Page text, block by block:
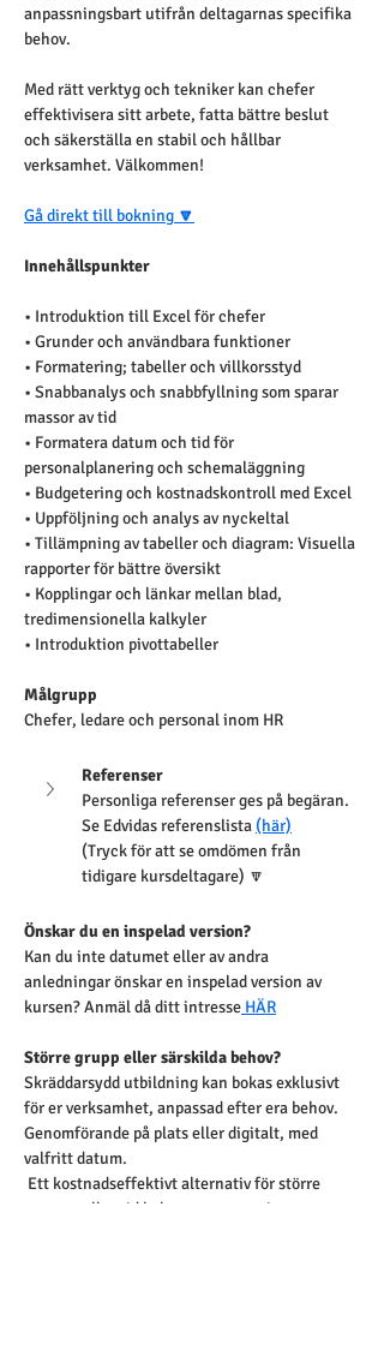
anpassningsbart utifrån deltagarnas specifika
behov.
Med rätt verktyg och tekniker kan chefer
effektivisera sitt arbete, fatta bättre beslut
och säkerställa en stabil och hållbar
verksamhet. Välkommen!
Gå direkt till bokning 🔽
Innehållspunkter
• Introduktion till Excel för chefer
• Grunder och användbara funktioner
• Formatering; tabeller och villkorsstyd
• Snabbanalys och snabbfyllning som sparar
massor av tid
• Formatera datum och tid för
personalplanering och schemaläggning
• Budgetering och kostnadskontroll med Excel
• Uppföljning och analys av nyckeltal
• Tillämpning av tabeller och diagram: Visuella
rapporter för bättre översikt
• Kopplingar och länkar mellan blad,
tredimensionella kalkyler
• Introduktion pivottabeller
Målgrupp
Chefer, ledare och personal inom HR
Referenser
Personliga referenser ges på begäran.
Se Edvidas referenslista (här)
(Tryck för att se omdömen från
tidigare kursdeltagare) 🔽
Önskar du en inspelad version?
Kan du inte datumet eller av andra
anledningar önskar en inspelad version av
kursen? Anmäl då ditt intresse HÄR
Större grupp eller särskilda behov?
Skräddarsydd utbildning kan bokas exklusivt
för er verksamhet, anpassad efter era behov.
Genomförande på plats eller digitalt, med
valfritt datum.
Ett kostnadseffektivt alternativ för större
grupper eller vid behov av anpassning.